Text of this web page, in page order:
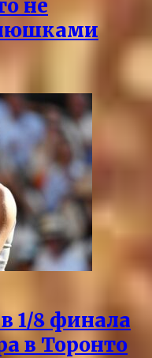
не
1/8 финала
в Торонто